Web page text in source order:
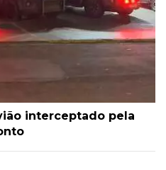
interceptado pela